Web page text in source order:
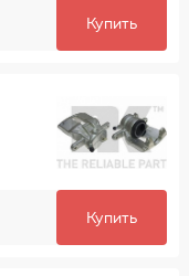
Купить
Купить